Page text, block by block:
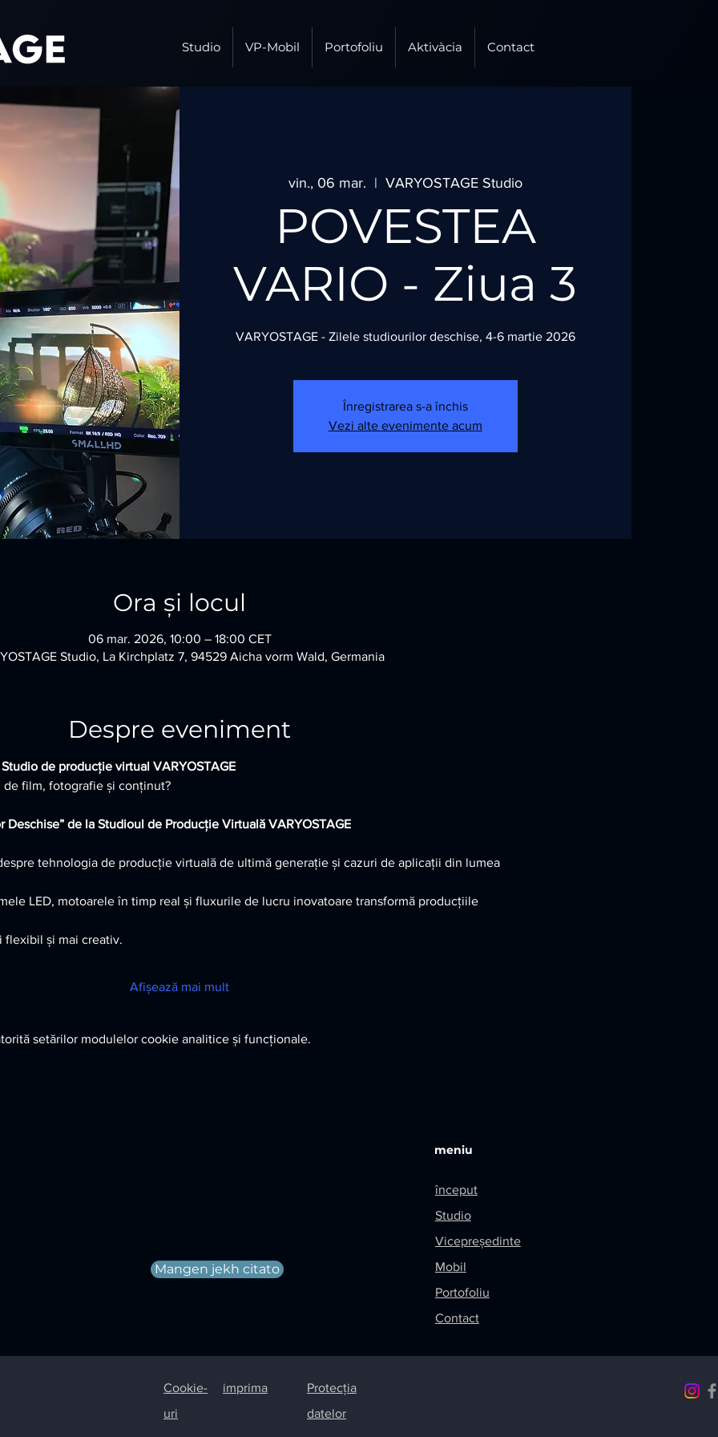
Studio VP-Mobil Portofoliu Aktivàcia Contact
vin., 06 mar.
  |
VARYOSTAGE Studio
POVESTEA
VARIO - Ziua 3
VARYOSTAGE - Zilele studiourilor deschise, 4-6 martie 2026
Înregistrarea s-a închis
Vezi alte evenimente acum
Ora și locul
06 mar. 2026, 10:00 – 18:00 CET
Studio, La Kirchplatz 7, 94529 Aicha vorm Wald, Germania
Despre eveniment
de producție virtual VARYOSTAGE
film, fotografie și conținut?
Deschise” de la Studioul de Producție Virtuală VARYOSTAGE
tehnologia de producție virtuală de ultimă generație și cazuri de aplicații din lumea
LED, motoarele în timp real și fluxurile de lucru inovatoare transformă producțiile
și mai creativ.
Afișează mai mult
setărilor modulelor cookie analitice și funcționale.
Mangen jekh citato
meniu
început
Studio
Vicepreședinte
Mobil
Portofoliu
Contact
Cookie-
uri
imprima
Protecția
datelor